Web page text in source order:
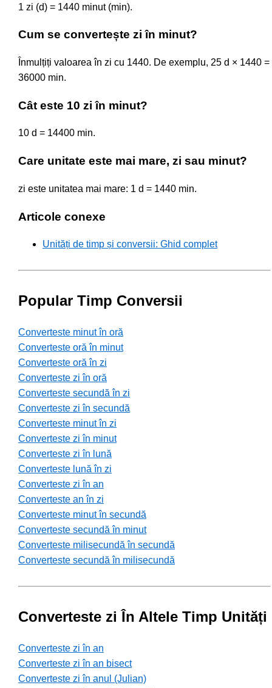
1 zi (d) = 1440 minut (min).
Cum se convertește zi în minut?
Înmulțiți valoarea în zi cu 1440. De exemplu, 25 d × 1440 =
36000 min.
Cât este 10 zi în minut?
10 d = 14400 min.
Care unitate este mai mare, zi sau minut?
zi este unitatea mai mare: 1 d = 1440 min.
Articole conexe
Unități de timp și conversii: Ghid complet
Popular Timp Conversii
Converteste minut în oră
Converteste oră în minut
Converteste oră în zi
Converteste zi în oră
Converteste secundă în zi
Converteste zi în secundă
Converteste minut în zi
Converteste zi în minut
Converteste zi în lună
Converteste lună în zi
Converteste zi în an
Converteste an în zi
Converteste minut în secundă
Converteste secundă în minut
Converteste milisecundă în secundă
Converteste secundă în milisecundă
Converteste zi În Altele Timp Unități
Converteste zi în an
Converteste zi în an bisect
Converteste zi în anul (Julian)